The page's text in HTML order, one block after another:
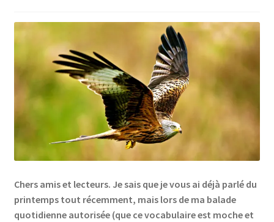
Checkout
Contact
Contact Me
Links
Privacy Policy
Chers amis et lecteurs. Je sais que je vous ai déjà parlé du
printemps tout récemment, mais lors de ma balade
quotidienne autorisée (que ce vocabulaire est moche et